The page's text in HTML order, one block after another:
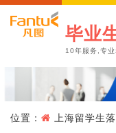
毕业
10年服务,专
位置： 上海留学生